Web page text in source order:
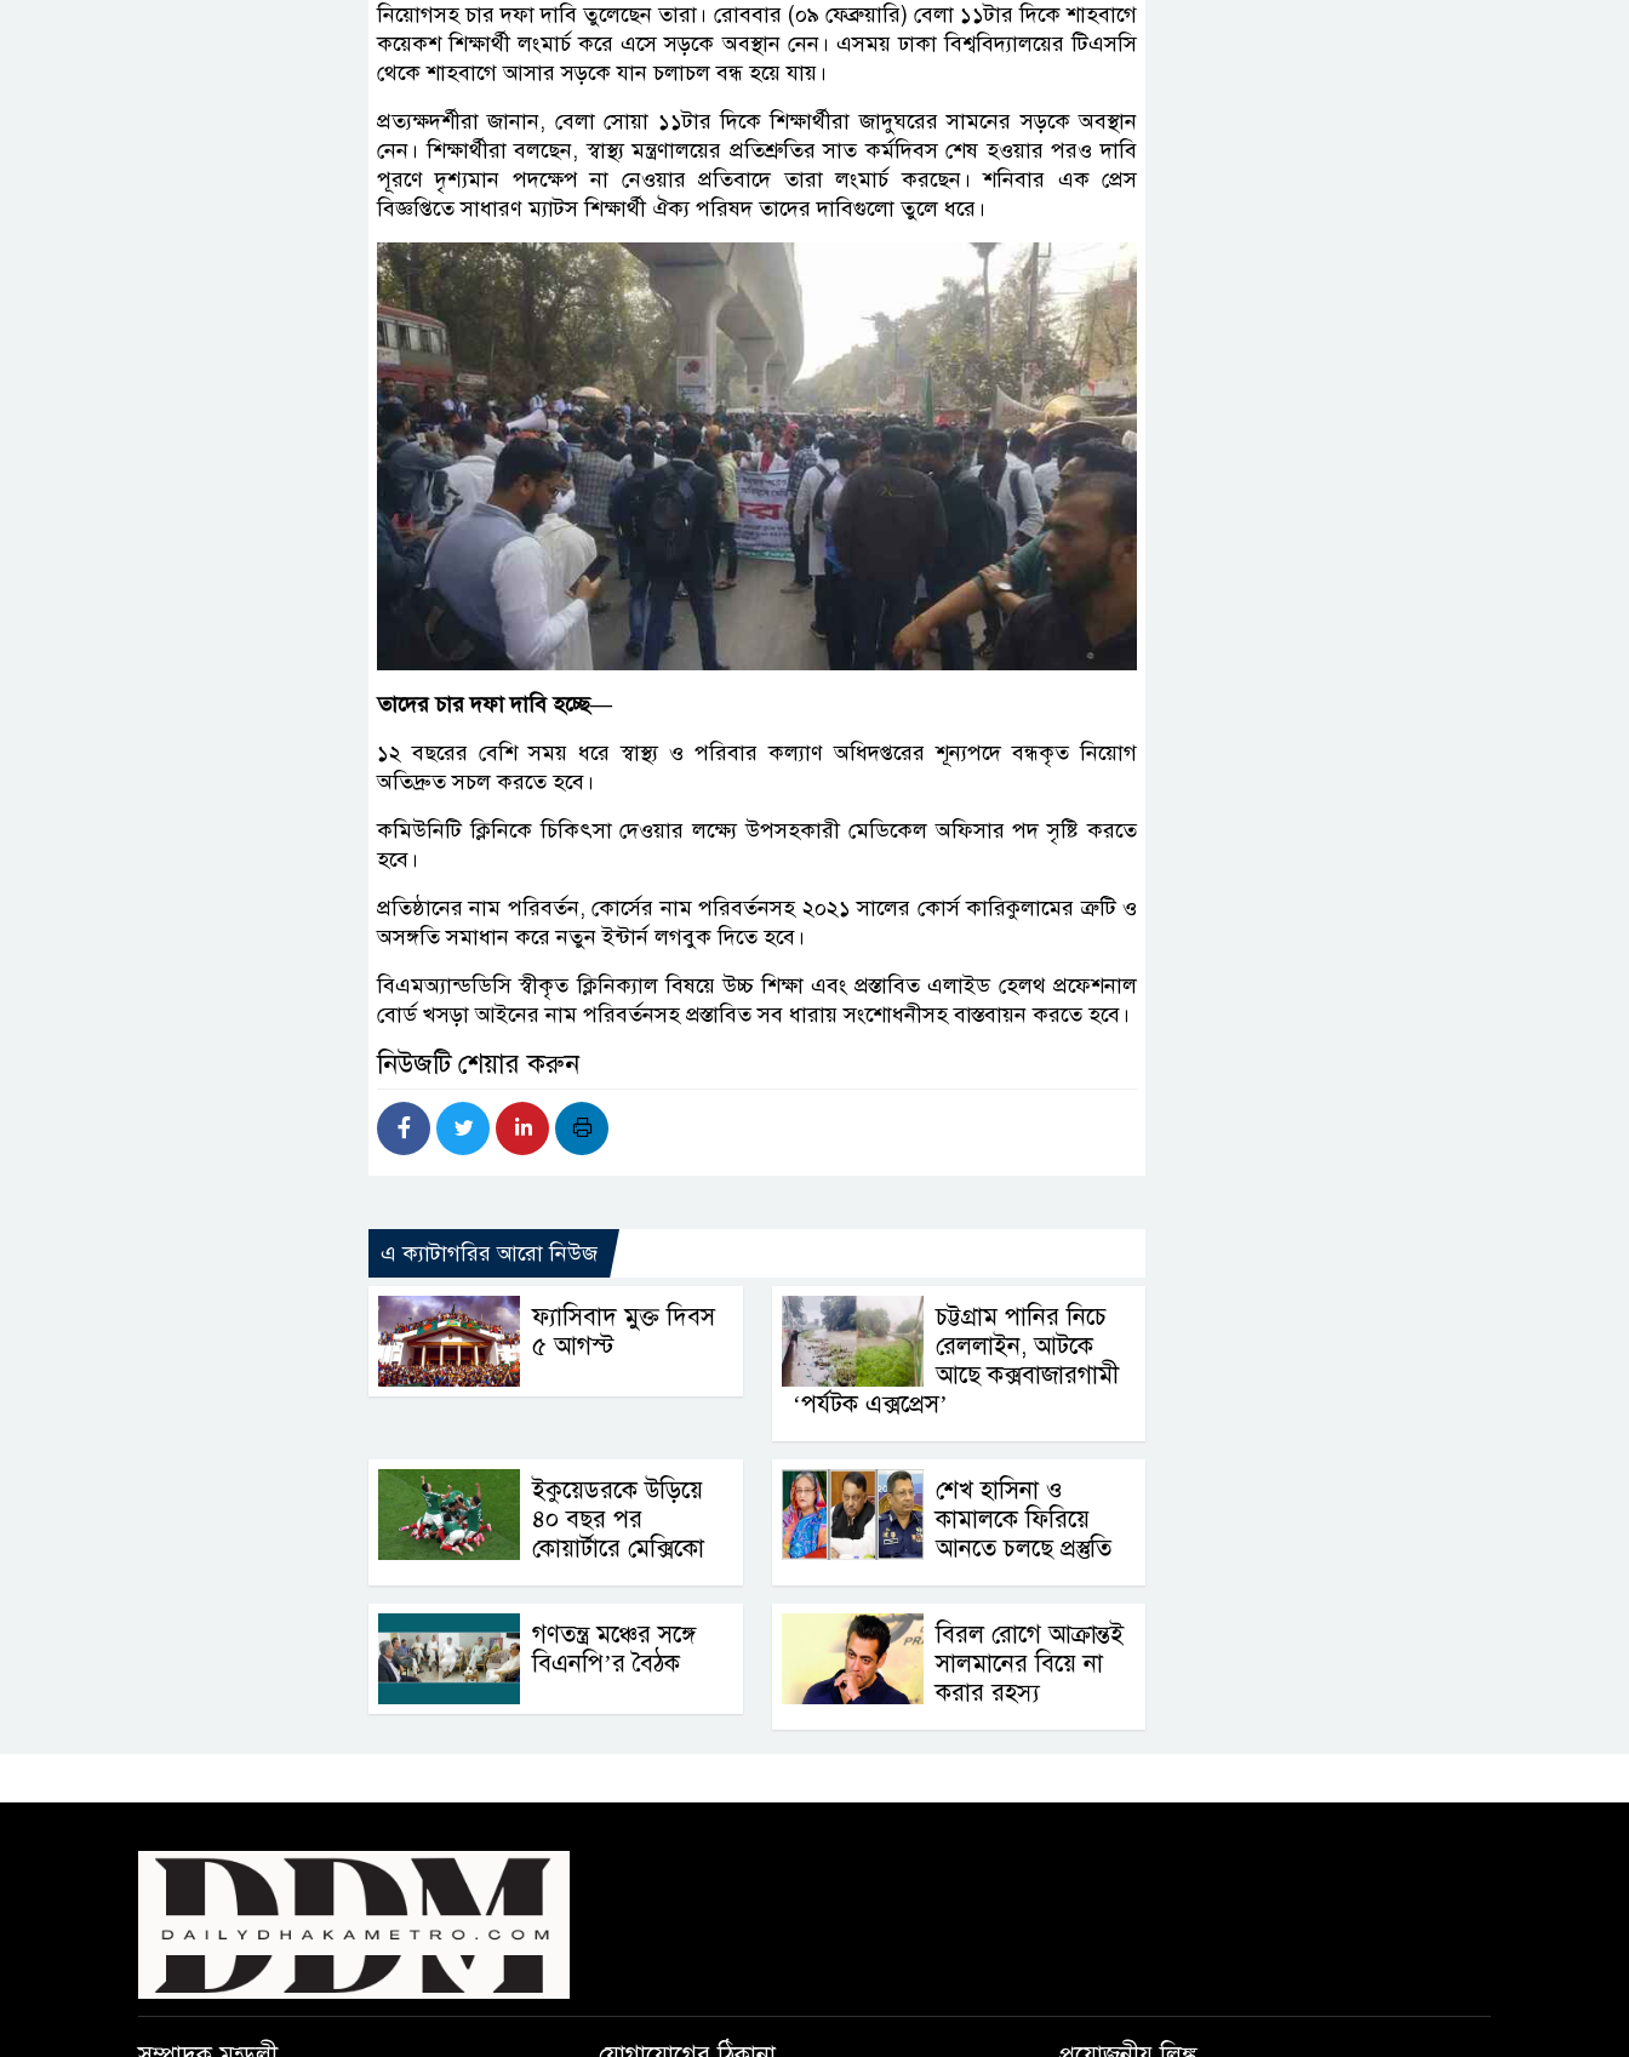
নিয়োগসহ চার দফা দাবি তুলেছেন তারা। রোববার (০৯ ফেব্রুয়ারি) বেলা ১১টার দিকে শাহবাগে
কয়েকশ শিক্ষার্থী লংমার্চ করে এসে সড়কে অবস্থান নেন। এসময় ঢাকা বিশ্ববিদ্যালয়ের টিএসসি
থেকে শাহবাগে আসার সড়কে যান চলাচল বন্ধ হয়ে যায়।
প্রত্যক্ষদর্শীরা জানান, বেলা সোয়া ১১টার দিকে শিক্ষার্থীরা জাদুঘরের সামনের সড়কে অবস্থান
নেন। শিক্ষার্থীরা বলছেন, স্বাস্থ্য মন্ত্রণালয়ের প্রতিশ্রুতির সাত কর্মদিবস শেষ হওয়ার পরও দাবি
পূরণে দৃশ্যমান পদক্ষেপ না নেওয়ার প্রতিবাদে তারা লংমার্চ করছেন। শনিবার এক প্রেস
বিজ্ঞপ্তিতে সাধারণ ম্যাটস শিক্ষার্থী ঐক্য পরিষদ তাদের দাবিগুলো তুলে ধরে।
তাদের চার দফা দাবি হচ্ছে—
১২ বছরের বেশি সময় ধরে স্বাস্থ্য ও পরিবার কল্যাণ অধিদপ্তরের শূন্যপদে বন্ধকৃত নিয়োগ
অতিদ্রুত সচল করতে হবে।
কমিউনিটি ক্লিনিকে চিকিৎসা দেওয়ার লক্ষ্যে উপসহকারী মেডিকেল অফিসার পদ সৃষ্টি করতে
হবে।
প্রতিষ্ঠানের নাম পরিবর্তন, কোর্সের নাম পরিবর্তনসহ ২০২১ সালের কোর্স কারিকুলামের ত্রুটি ও
অসঙ্গতি সমাধান করে নতুন ইন্টার্ন লগবুক দিতে হবে।
বিএমঅ্যান্ডডিসি স্বীকৃত ক্লিনিক্যাল বিষয়ে উচ্চ শিক্ষা এবং প্রস্তাবিত এলাইড হেলথ প্রফেশনাল
বোর্ড খসড়া আইনের নাম পরিবর্তনসহ প্রস্তাবিত সব ধারায় সংশোধনীসহ বাস্তবায়ন করতে হবে।
নিউজটি শেয়ার করুন
এ ক্যাটাগরির আরো নিউজ
ফ্যাসিবাদ মুক্ত দিবস
৫ আগস্ট
চট্টগ্রাম পানির নিচে
রেললাইন, আটকে
আছে কক্সবাজারগামী
‘পর্যটক এক্সপ্রেস’
ইকুয়েডরকে উড়িয়ে
৪০ বছর পর
কোয়ার্টারে মেক্সিকো
শেখ হাসিনা ও
কামালকে ফিরিয়ে
আনতে চলছে প্রস্তুতি
গণতন্ত্র মঞ্চের সঙ্গে
বিএনপি’র বৈঠক
বিরল রোগে আক্রান্তই
সালমানের বিয়ে না
করার রহস্য